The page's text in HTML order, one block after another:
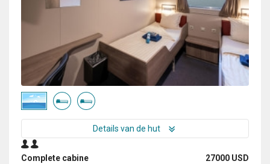
Details van de hut
Complete cabine 27000 USD